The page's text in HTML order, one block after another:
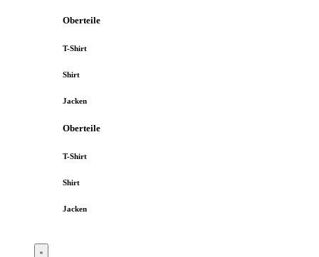
Oberteile
T-Shirt
Shirt
Jacken
Oberteile
T-Shirt
Shirt
Jacken